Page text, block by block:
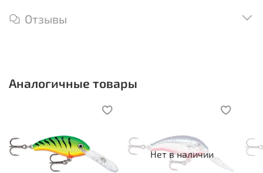
Отзывы
Аналогичные товары
Нет в наличии